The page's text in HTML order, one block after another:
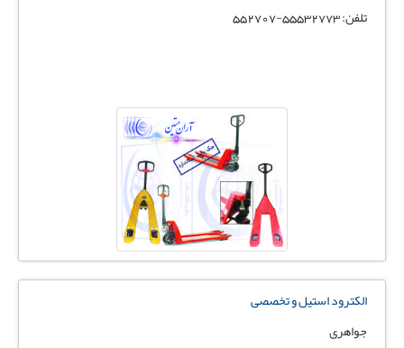
تلفن: 55532773-552707
الکترود استیل و تخصصی
جواهری